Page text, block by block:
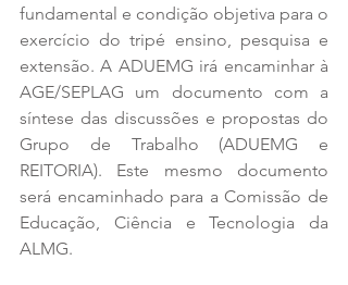
fundamental e condição objetiva para o
exercício do tripé ensino, pesquisa e
extensão. A ADUEMG irá encaminhar à
AGE/SEPLAG um documento com a
síntese das discussões e propostas do
Grupo de Trabalho (ADUEMG e
REITORIA). Este mesmo documento
será encaminhado para a Comissão de
Educação, Ciência e Tecnologia da
ALMG.